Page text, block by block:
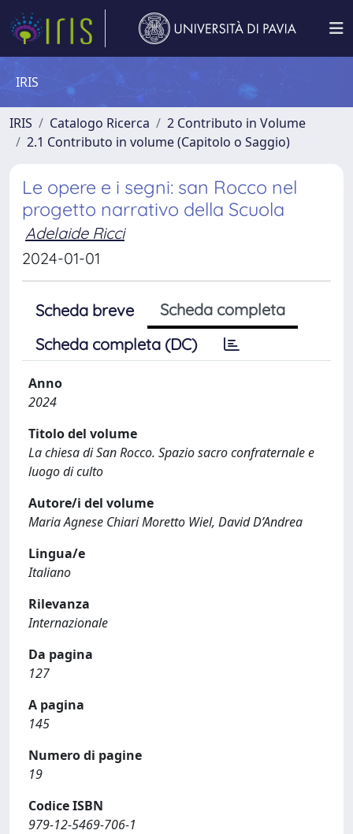
IRIS
IRIS Catalogo Ricerca
2 Contributo in Volume
2.1 Contributo in volume (Capitolo o Saggio)
Le opere e i segni: san Rocco nel
progetto narrativo della Scuola
Adelaide Ricci
2024-01-01
Scheda breve
Scheda completa
Scheda completa (DC)
Anno
2024
Titolo del volume
La chiesa di San Rocco. Spazio sacro confraternale e
luogo di culto
Autore/i del volume
Maria Agnese Chiari Moretto Wiel, David D’Andrea
Lingua/e
Italiano
Rilevanza
Internazionale
Da pagina
127
A pagina
145
Numero di pagine
19
Codice ISBN
979-12-5469-706-1